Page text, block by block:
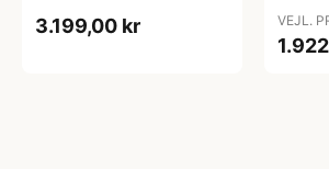
3.199,00 kr VEJL.